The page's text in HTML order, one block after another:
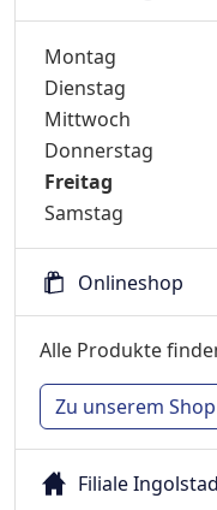
Wochentage /
Öffnungszeiten /
Montag
Dienstag
Mittwoch
Donnerstag
Freitag
Samstag
Onlineshop
Alle Produkte
Zu unserem Shop
Filiale